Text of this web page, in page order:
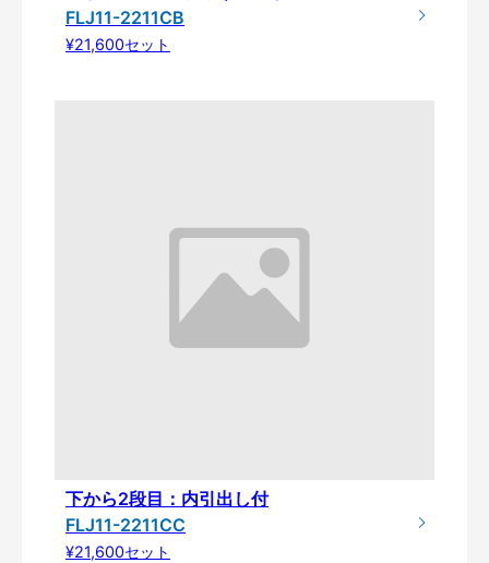
FLJ11-2211CB
¥21,600セット
下から2段目：内引出し付
FLJ11-2211CC
¥21,600セット